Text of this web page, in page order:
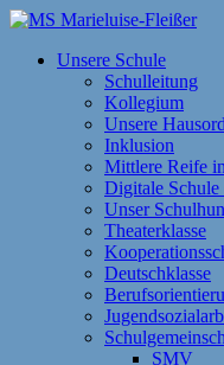
Zum
springen
MS Marieluise-Fleißer
Asamstraße 57 85053
Unsere Schule
Schulleitung
Kollegium
Unsere
Inklusion
Mittlere Reife
Digitale
Unser
Theaterklasse
Deutschklasse
SMV